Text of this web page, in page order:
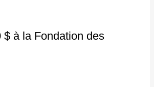
$ à la Fondation des